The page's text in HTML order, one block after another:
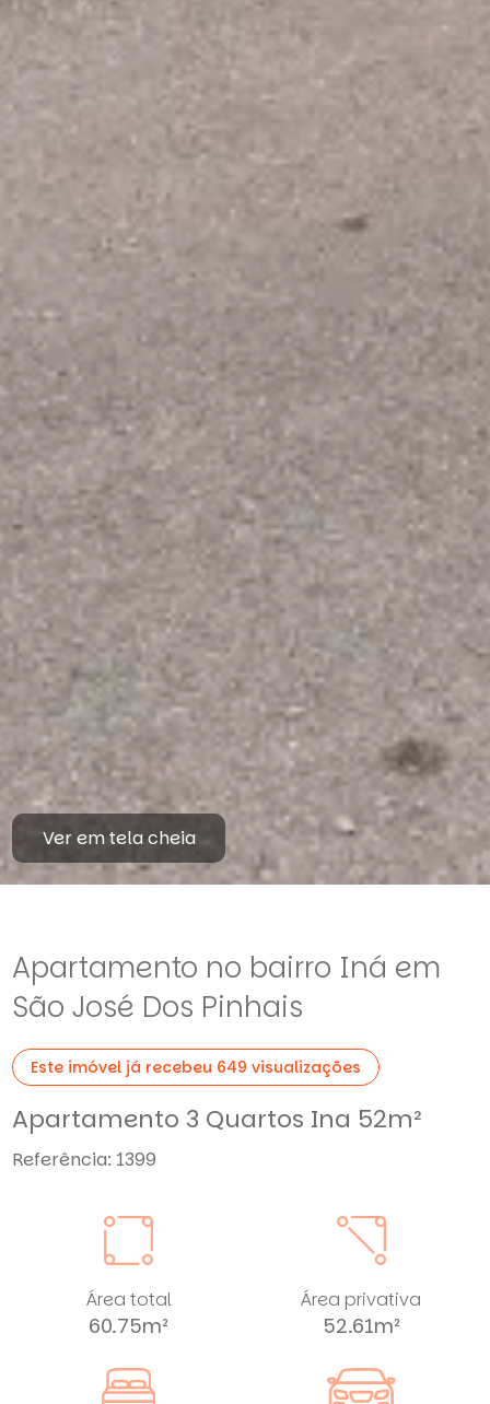
Ver em tela cheia
Apartamento no bairro Iná em
São José Dos Pinhais
Este imóvel já recebeu 649 visualizações
Apartamento 3 Quartos Ina 52m²
Referência: 1399
Área total
60.75m²
Área privativa
52.61m²